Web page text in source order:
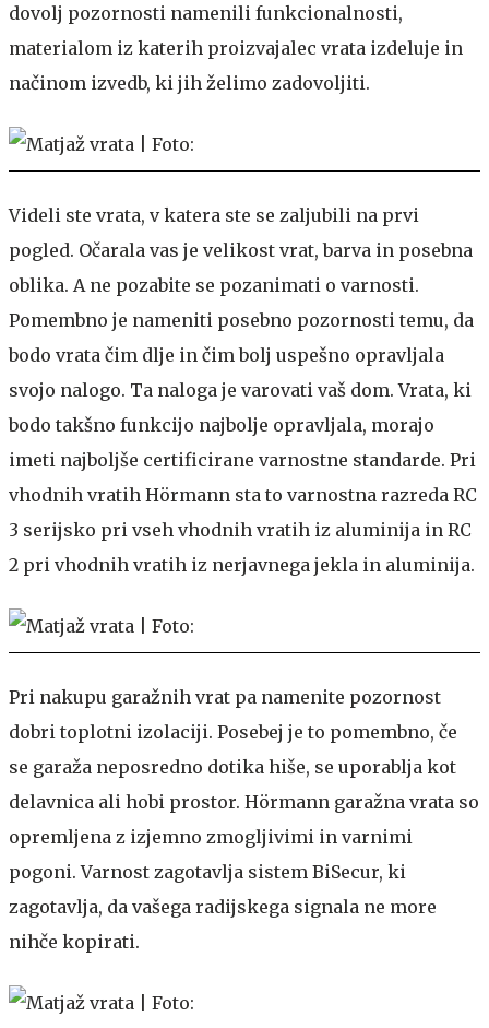
dovolj pozornosti namenili funkcionalnosti,
materialom iz katerih proizvajalec vrata izdeluje in
načinom izvedb, ki jih želimo zadovoljiti.
Videli ste vrata, v katera ste se zaljubili na prvi
pogled. Očarala vas je velikost vrat, barva in posebna
oblika. A ne pozabite se pozanimati o varnosti.
Pomembno je nameniti posebno pozornosti temu, da
bodo vrata čim dlje in čim bolj uspešno opravljala
svojo nalogo. Ta naloga je varovati vaš dom. Vrata, ki
bodo takšno funkcijo najbolje opravljala, morajo
imeti najboljše certificirane varnostne standarde. Pri
vhodnih vratih Hörmann sta to varnostna razreda RC
3 serijsko pri vseh vhodnih vratih iz aluminija in RC
2 pri vhodnih vratih iz nerjavnega jekla in aluminija.
Pri nakupu garažnih vrat pa namenite pozornost
dobri toplotni izolaciji. Posebej je to pomembno, če
se garaža neposredno dotika hiše, se uporablja kot
delavnica ali hobi prostor. Hörmann garažna vrata so
opremljena z izjemno zmogljivimi in varnimi
pogoni. Varnost zagotavlja sistem BiSecur, ki
zagotavlja, da vašega radijskega signala ne more
nihče kopirati.